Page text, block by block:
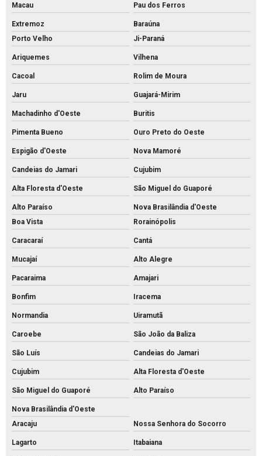
Macau Pau dos Ferros
Extremoz
Baraúna
Porto Velho
Ji-Paraná
Ariquemes Vilhena
Cacoal Rolim de Moura
Jaru Guajará-Mirim
Machadinho d'Oeste Buritis
Pimenta Bueno Ouro Preto do Oeste
Espigão d'Oeste Nova Mamoré
Candeias do Jamari Cujubim
Alta Floresta d'Oeste São Miguel do Guaporé
Alto Paraíso
Nova Brasilândia d'Oeste
Boa Vista
Rorainópolis
Caracaraí Cantá
Mucajaí Alto Alegre
Pacaraima Amajari
Bonfim Iracema
Normandia Uiramutã
Caroebe São João da Baliza
São Luís Candeias do Jamari
Cujubim Alta Floresta d'Oeste
São Miguel do Guaporé Alto Paraíso
Nova Brasilândia d'Oeste
Aracaju
Nossa Senhora do Socorro
Lagarto Itabaiana